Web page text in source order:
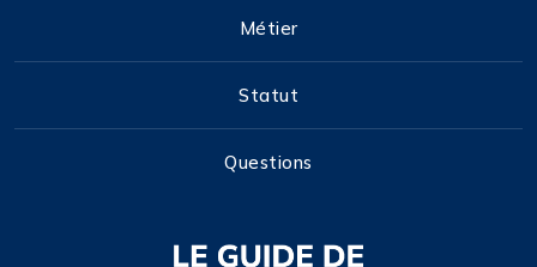
Métier
Statut
Questions